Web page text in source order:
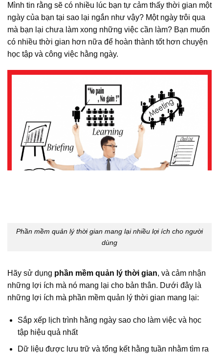
Mình tin rằng sẽ có nhiều lúc bạn tự cảm thấy thời gian một
ngày của bạn tại sao lại ngắn như vậy? Một ngày trôi qua
mà bạn lại chưa làm xong những việc cần làm? Bạn muốn
có nhiều thời gian hơn nữa để hoàn thành tốt hơn chuyện
học tập và công việc hằng ngày.
Phần mềm quản lý thời gian mang lại nhiều lợi ích cho người
dùng
Hãy sử dụng phần mềm quản lý thời gian, và cảm nhận
những lợi ích mà nó mang lại cho bản thân. Dưới đây là
những lợi ích mà phần mềm quản lý thời gian mang lại:
Sắp xếp lịch trình hằng ngày sao cho làm việc và học
tập hiệu quả nhất
Dữ liệu được lưu trữ và tổng kết hằng tuần nhằm tìm ra